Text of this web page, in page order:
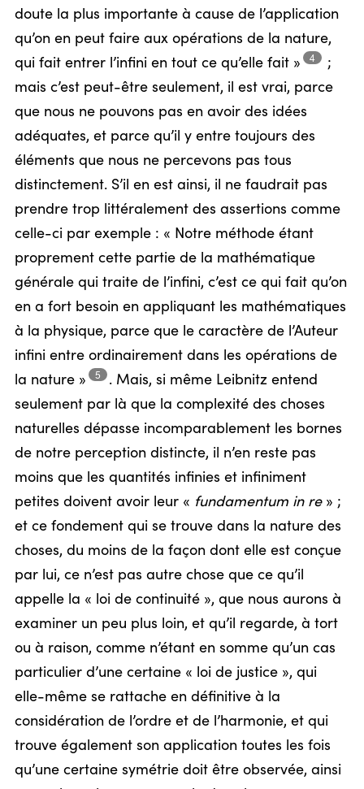
doute la plus importante à cause de l’application
qu’on en peut faire aux opérations de la nature,
qui fait entrer l’infini en tout ce qu’elle fait » 4
;
mais c’est peut-être seulement, il est vrai, parce
que nous ne pouvons pas en avoir des idées
adéquates, et parce qu’il y entre toujours des
éléments que nous ne percevons pas tous
distinctement. S’il en est ainsi, il ne faudrait pas
prendre trop littéralement des assertions comme
celle-ci par exemple : « Notre méthode étant
proprement cette partie de la mathématique
générale qui traite de l’infini, c’est ce qui fait qu’on
en a fort besoin en appliquant les mathématiques
à la physique, parce que le caractère de l’Auteur
infini entre ordinairement dans les opérations de
la nature » 5 .Mais, si même Leibnitz entend
seulement par là que la complexité des choses
naturelles dépasse incomparablement les bornes
de notre perception distincte, il n’en reste pas
moins que les quantités infinies et infiniment
petites doivent avoir leur « fundamentum in re » ;
et ce fondement qui se trouve dans la nature des
choses, du moins de la façon dont elle est conçue
par lui, ce n’est pas autre chose que ce qu’il
appelle la « loi de continuité », que nous aurons à
examiner un peu plus loin, et qu’il regarde, à tort
ou à raison, comme n’étant en somme qu’un cas
particulier d’une certaine « loi de justice », qui
elle-même se rattache en définitive à la
considération de l’ordre et de l’harmonie, et qui
trouve également son application toutes les fois
qu’une certaine symétrie doit être observée, ainsi